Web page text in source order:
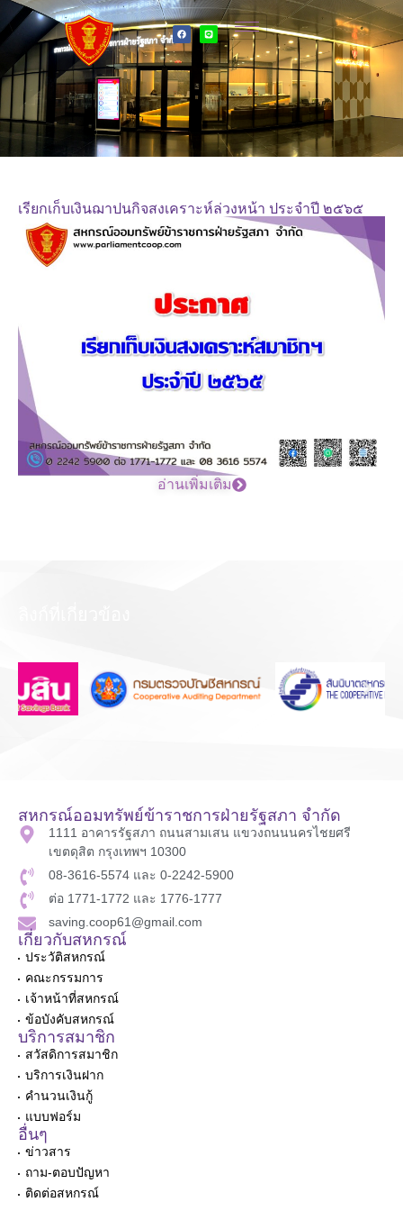
เรียกเก็บเงินฌาปนกิจสงเคราะห์ล่วงหน้า ประจำปี ๒๕๖๕
อ่านเพิ่มเติม
สหกรณ์ออมทรัพย์ข้าราชการฝ่ายรัฐสภา จำกัด
1111 อาคารรัฐสภา ถนนสามเสน แขวงถนนนครไชยศรี
เขตดุสิต กรุงเทพฯ 10300
08-3616-5574 และ 0-2242-5900
ต่อ 1771-1772 และ 1776-1777
saving.coop61@gmail.com
เกี่ยวกับสหกรณ์
ประวัติสหกรณ์
คณะกรรมการ
เจ้าหน้าที่สหกรณ์
ข้อบังคับสหกรณ์
บริการสมาชิก
สวัสดิการสมาชิก
บริการเงินฝาก
คำนวนเงินกู้
แบบฟอร์ม
อื่นๆ
ข่าวสาร
ถาม-ตอบปัญหา
ติดต่อสหกรณ์